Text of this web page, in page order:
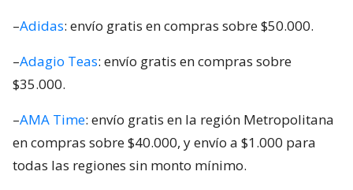
–Adidas: envío gratis en compras sobre $50.000.
–Adagio Teas: envío gratis en compras sobre
$35.000.
–AMA Time: envío gratis en la región Metropolitana
en compras sobre $40.000, y envío a $1.000 para
todas las regiones sin monto mínimo.